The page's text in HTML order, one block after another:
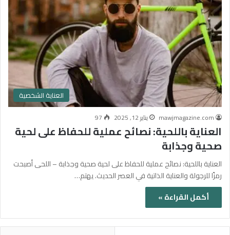
العناية الشخصية
mawjmagazine.com يناير 12, 2025 97
العناية باللحية: نصائح عملية للحفاظ على لحية
صحية وجذابة
العناية باللحية: نصائح عملية للحفاظ على لحية صحية وجذابة – اللحى أصبحت
رمزًا للرجولة والعناية الذاتية في العصر الحديث. يهتم…
أكمل القراءة »